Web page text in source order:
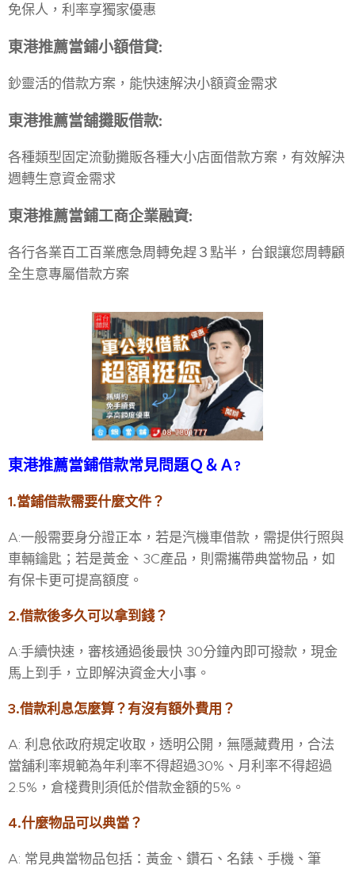
免保人，利率享獨家優惠
東港推薦當鋪小額借貸:
鈔靈活的借款方案，能快速解決小額資金需求
東港推薦當舖攤販借款:
各種類型固定流動攤販各種大小店面借款方案，有效解決
週轉生意資金需求
東港推薦當鋪工商企業融資:
各行各業百工百業應急周轉免趕３點半，台銀讓您周轉顧
全生意專屬借款方案
東港推薦當鋪借款常見問題Ｑ＆Ａ?
1.當鋪借款需要什麼文件？
A:一般需要身分證正本，若是汽機車借款，需提供行照與
車輛鑰匙；若是黃金、3C產品，則需攜帶典當物品，如
有保卡更可提高額度。
2.借款後多久可以拿到錢？
A:手續快速，審核通過後最快 30分鐘內即可撥款，現金
馬上到手，立即解決資金大小事。
3.借款利息怎麼算？有沒有額外費用？
A: 利息依政府規定收取，透明公開，無隱藏費用，合法
當舖利率規範為年利率不得超過30%、月利率不得超過
2.5%，倉棧費則須低於借款金額的5%。
4.什麼物品可以典當？
A: 常見典當物品包括：黃金、鑽石、名錶、手機、筆